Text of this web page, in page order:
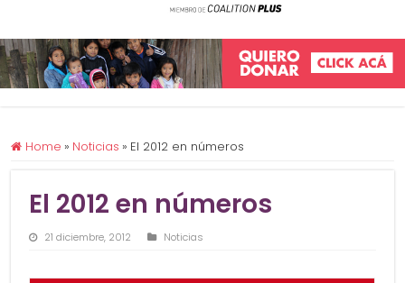
Home » Noticias » El 2012 en números
El 2012 en números
21 diciembre, 2012 Noticias